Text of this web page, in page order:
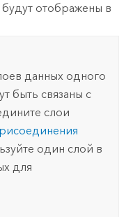
отображены в
данных одного
быть связаны с
слои
один слой в
для